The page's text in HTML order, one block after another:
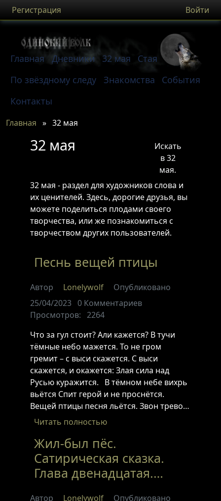
Регистрация Войти
Главная Дневники 32 мая
Стая
По звёздному следу
Знакомства
События
Контакты
Главная » 32 мая
32 мая
Искать
в 32
мая.
32 мая - раздел для художников слова и
их ценителей. Здесь, дорогие друзья, вы
можете поделиться плодами своего
творчества, или же познакомиться с
творчеством других пользователей.
Песнь вещей птицы
Автор Lonelywolf
Опубликовано
25/04/2023
0 Комментариев
Просмотров:
2264
Что за гул стоит? Али кажется? В тучи
тёмные небо мажется. То не гром
гремит – с выси скажется. С выси
скажется, и окажется: Злая сила над
Русью куражится. В тёмном небе вихрь
вьётся Спит герой и не проснётся.
Вещей птицы песня льётся. Звон трево…
Читать полностью
Жил-был пёс.
Сатирическая сказка.
Глава двенадцатая.…
Автор Lonelywolf
Опубликовано